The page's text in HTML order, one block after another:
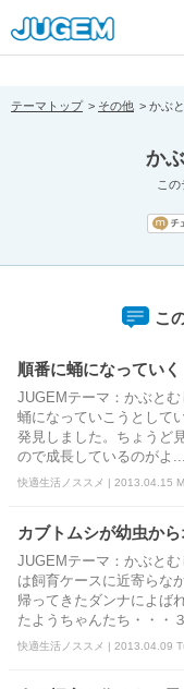
[pear_error:
prefix="" info=""]
テーマトップ その他 かぶ
か
こ
こ
順番に蛹になっていく
JUGEMテーマ：かぶと
蛹になっていこうとして
発見しました。ちょうど
ので成長しているのがよ...
快適生活ノススメ | 2013.04.15
カブトムシが幼虫か
JUGEMテーマ：かぶと
は飼育ケースに近寄らな
帰ってきたダンナによば
たようちゃんたち・・・
快適生活ノススメ | 2013.04.09